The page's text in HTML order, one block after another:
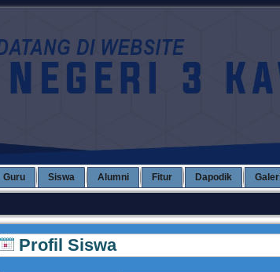
Guru Siswa Alumni Fitur Dapodik
Profil Siswa